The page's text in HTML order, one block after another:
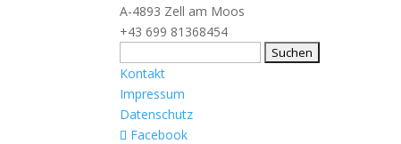
A-4893 Zell am Moos
+43 699 81368454
nach:
Kontakt
Impressum
Datenschutz
Facebook